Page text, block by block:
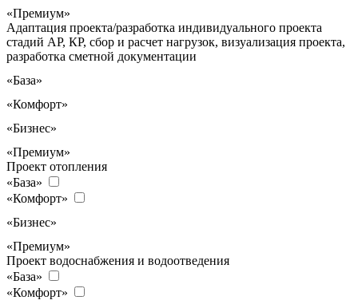
«Премиум»
Адаптация проекта/разработка индивидуального проекта
стадий АР, КР, сбор и расчет нагрузок, визуализация проекта,
разработка сметной документации
«База»
«Комфорт»
«Бизнес»
«Премиум»
Проект отопления
«База»
«Комфорт»
«Бизнес»
«Премиум»
Проект водоснабжения и водоотведения
«База»
«Комфорт»